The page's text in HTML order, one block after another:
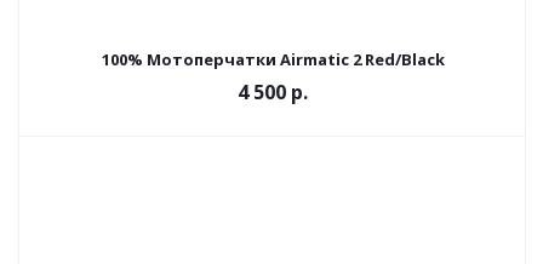
100% Мотоперчатки Airmatic 2 Red/Black
4 500 р.